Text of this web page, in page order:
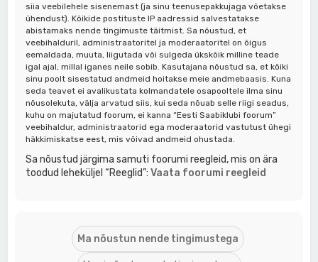
siia veebilehele sisenemast (ja sinu teenusepakkujaga võetakse
ühendust). Kõikide postituste IP aadressid salvestatakse
abistamaks nende tingimuste täitmist. Sa nõustud, et
veebihalduril, administraatoritel ja moderaatoritel on õigus
eemaldada, muuta, liigutada või sulgeda ükskõik milline teade
igal ajal, millal iganes neile sobib. Kasutajana nõustud sa, et kõiki
sinu poolt sisestatud andmeid hoitakse meie andmebaasis. Kuna
seda teavet ei avalikustata kolmandatele osapooltele ilma sinu
nõusolekuta, välja arvatud siis, kui seda nõuab selle riigi seadus,
kuhu on majutatud foorum, ei kanna “Eesti Saabiklubi foorum”
veebihaldur, administraatorid ega moderaatorid vastutust ühegi
häkkimiskatse eest, mis võivad andmeid ohustada.
Sa nõustud järgima samuti foorumi reegleid, mis on ära
toodud leheküljel “Reeglid”:Vaata foorumi reegleid